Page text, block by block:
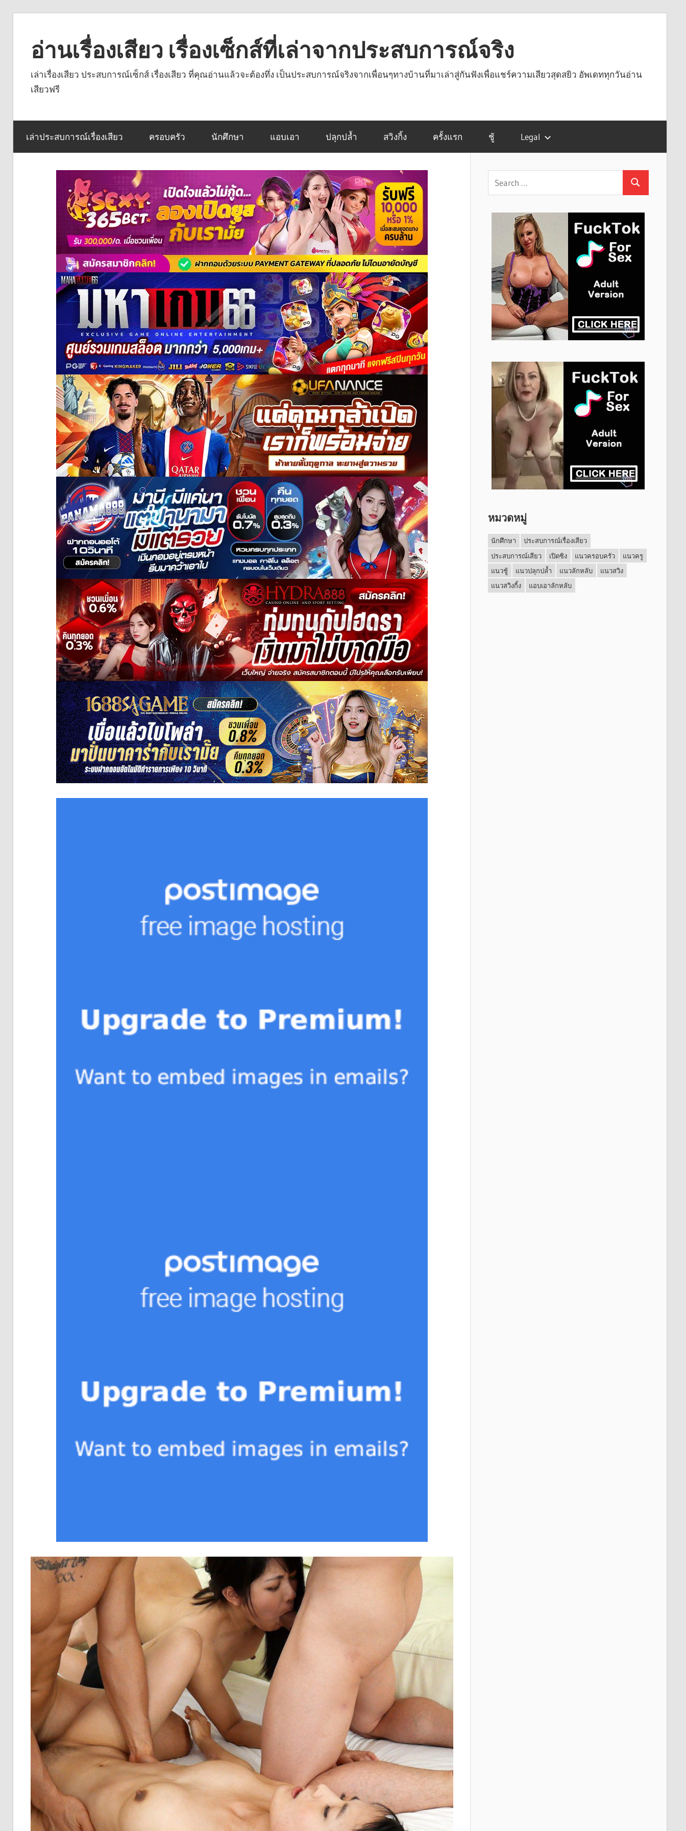
contentอ่านเรื่องเสียว เรื่องเซ็กส์ที่เล่าจากประสบการณ์จริง
เล่าเรื่องเสียว ประสบการณ์เซ็กส์ เรื่องเสียว ที่คุณอ่านแล้วจะต้องทึ่ง เป็นประสบการณ์จริงจากเพื่อนๆทางบ้านที่มาเล่าสู่กันฟังเพื่อแชร์ความเสียวสุดสยิว อัพเดททุกวันอ่าน
เสียวฟรี
เล่าประสบการณ์เรื่องเสียว ครอบครัว นักศึกษา แอบเอา ปลุกปล้ำ สวิงกิ้ง ครั้งแรก ชู้ Legal
หมวดหมู่
นักศึกษา
ประสบการณ์เรื่องเสียว
ประสบการณ์เสียว
เปิดซิง แนวครอบครัว
แนวครู
แนวชู้
แนวปลุกปล้ำ แนวลักหลับ
แนวสวิง
แนวสวิงกิ้ง
แอบเอาลักหลับ